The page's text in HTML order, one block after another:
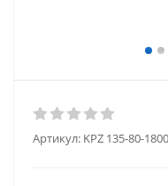
Артикул: KPZ 135-80-1800